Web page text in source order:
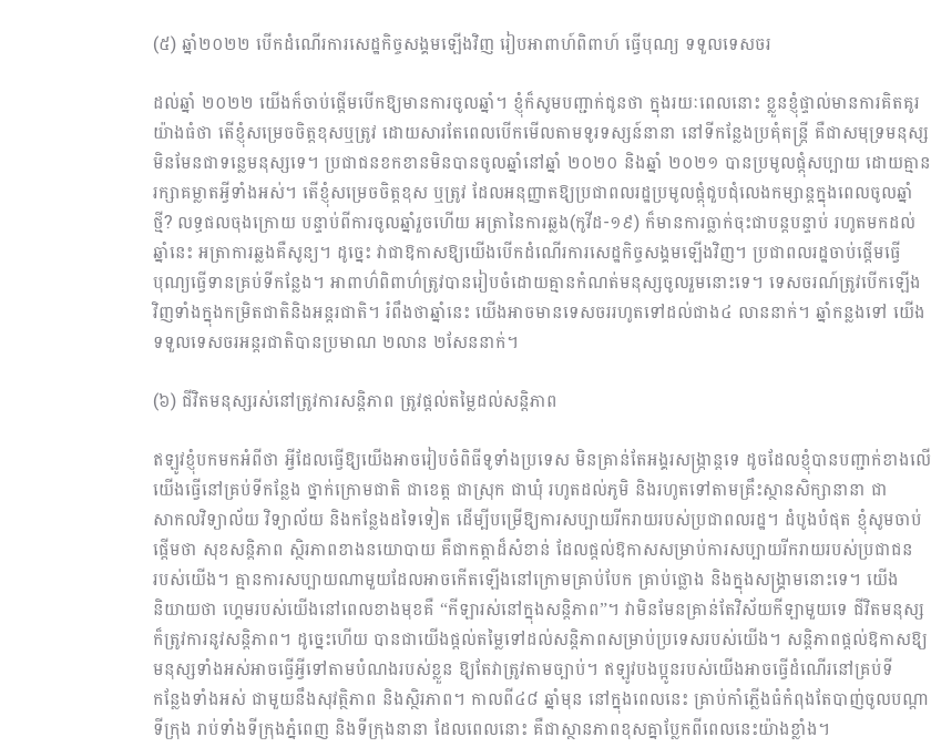
(៥) ឆ្នាំ២០២២ បើកដំណើរការសេដ្ឋកិច្ចសង្គមឡើងវិញ រៀបអាពាហ៍ពិពាហ៍ ធ្វើបុណ្យ ទទួលទេសចរ
ដល់ឆ្នាំ ២០២២ យើងក៏ចាប់ផ្ដើមបើកឱ្យមានការចូលឆ្នាំ។ ខ្ញុំក៏សូមបញ្ជាក់ជូនថា ក្នុងរយៈពេលនោះ ខ្លួនខ្ញុំផ្ទាល់មានការគិតគូរ
យ៉ាងធំថា តើខ្ញុំសម្រេចចិត្តខុសឬត្រូវ ដោយសារតែពេលបើកមើលតាមទូរទស្សន៍នានា នៅទីកន្លែងប្រគុំតន្រ្ដី គឺជាសមុទ្រមនុស្ស
មិនមែនជាទន្លេមនុស្សទេ។ ប្រជាជនខកខានមិនបានចូលឆ្នាំនៅឆ្នាំ ២០២០ និងឆ្នាំ ២០២១ បានប្រមូលផ្ដុំសប្បាយ ដោយគ្មាន
រក្សាគម្លាតអ្វីទាំងអស់។ តើខ្ញុំសម្រេចចិត្តខុស ឬត្រូវ ដែលអនុញ្ញាតឱ្យប្រជាពលរដ្ឋប្រមូលផ្ដុំជួបជុំលេងកម្សាន្តក្នុងពេលចូលឆ្នាំ
ថ្មី? លទ្ធផលចុងក្រោយ បន្ទាប់ពីការចូលឆ្នាំរួចហើយ អត្រានៃការឆ្លង(កូវីដ-១៩) ក៏មានការធ្លាក់ចុះជាបន្តបន្ទាប់ រហូតមកដល់
ឆ្នាំនេះ អត្រាការឆ្លងគឺសូន្យ។ ដូច្នេះ វាជាឱកាសឱ្យយើងបើកដំណើរការសេដ្ឋកិច្ចសង្គមឡើងវិញ។ ប្រជាពលរដ្ឋចាប់ផ្តើមធ្វើ
បុណ្យធ្វើទានគ្រប់ទីកន្លែង។ អាពាហ៌ពិពាហ៌ត្រូវបានរៀបចំដោយគ្មានកំណត់មនុស្សចូលរួមនោះទេ។ ទេសចរណ៍ត្រូវបើកឡើង
វិញទាំងក្នុងកម្រិតជាតិនិងអន្តរជាតិ។ រំពឹងថាឆ្នាំនេះ យើងអាចមានទេសចររហូតទៅដល់ជាង៤ លាននាក់។ ឆ្នាំកន្លងទៅ យើង
ទទួលទេសចរអន្តរជាតិបានប្រមាណ ២លាន ២សែននាក់។
(៦) ជីវិតមនុស្សរស់នៅត្រូវការសន្តិភាព ត្រូវផ្តល់តម្លៃដល់សន្តិភាព
ឥឡូវខ្ញុំបកមកអំពីថា អ្វីដែលធ្វើឱ្យយើងអាចរៀបចំពិធីទូទាំងប្រទេស មិនគ្រាន់តែអង្គរសង្រ្កាន្តទេ ដូចដែលខ្ញុំបានបញ្ជាក់ខាងលើ
យើងធ្វើនៅគ្រប់ទីកន្លែង ថ្នាក់ក្រោមជាតិ ជាខេត្ត ជាស្រុក ជាឃុំ រហូតដល់ភូមិ និងរហូតទៅតាមគ្រឹះស្ថានសិក្សានានា ជា
សាកលវិទ្យាល័យ វិទ្យាល័យ និងកន្លែងដទៃទៀត ដើម្បីបម្រើឱ្យការសប្បាយរីករាយរបស់ប្រជាពលរដ្ឋ​។ ដំបូងបំផុត ខ្ញុំសូមចាប់
ផ្ដើមថា សុខសន្ដិភាព ស្ថិរភាពខាងនយោបាយ គឺជាកត្តាដ៏សំខាន់ ដែលផ្ដល់ឱកាសសម្រាប់ការសប្បាយរីករាយរបស់ប្រជាជន
របស់យើង។ គ្មានការសប្បាយណាមួយដែលអាចកើតឡើងនៅក្រោមគ្រាប់បែក គ្រាប់ផ្លោង និងក្នុងសង្រ្គាមនោះទេ។ យើង
និយាយថា ហ្គេមរបស់យើងនៅពេលខាងមុខគឺ “កីឡារស់នៅក្នុងសន្ដិភាព”។ វាមិនមែនគ្រាន់តែវិស័យកីឡាមួយទេ ជីវិតមនុស្ស
ក៏ត្រូវការនូវសន្ដិភាព។ ដូច្នេះហើយ បានជាយើងផ្ដល់តម្លៃទៅដល់សន្ដិភាពសម្រាប់ប្រទេសរបស់យើង។ សន្ដិភាពផ្ដល់ឱកាសឱ្យ
មនុស្សទាំងអស់អាចធ្វើអ្វីទៅតាមបំណងរបស់ខ្លួន ឱ្យតែវាត្រូវតាមច្បាប់។ ឥឡូវបងប្អូនរបស់យើងអាចធ្វើដំណើរនៅគ្រប់ទី
កន្លែងទាំងអស់ ជាមួយនឹងសុវត្ថិភាព និងស្ថិរភាព។ កាលពី៤៨ ឆ្នាំមុន នៅក្នុងពេលនេះ គ្រាប់កាំភ្លើងធំកំពុងតែបាញ់ចូលបណ្ដា
ទីក្រុង រាប់ទាំងទីក្រុងភ្នំពេញ និងទីក្រុងនានា ដែលពេលនោះ គឺជាស្ថានភាពខុសគ្នាប្លែកពីពេលនេះយ៉ាងខ្លាំង។